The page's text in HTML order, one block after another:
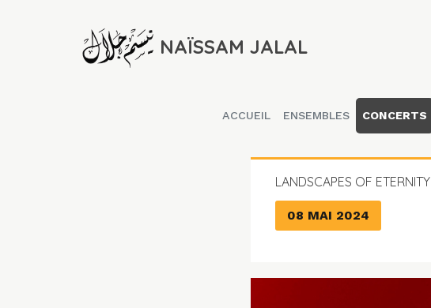
NAÏSSAM JALAL
ACCUEIL ENSEMBLES CONCERTS
LANDSCAPES OF ETERNITY
08 MAI 2024